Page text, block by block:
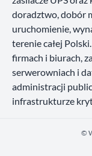
doradztwo, dobór
uruchomienie,
terenie całej
firmach i biurach,
serwerowniach i
administracji
infrastrukturze
©️